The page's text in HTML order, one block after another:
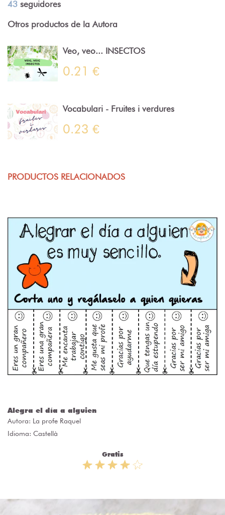
43 seguidores
Otros productos de la Autora
Veo, veo... INSECTOS
0.21 €
Vocabulari - Fruites i verdures
0.23 €
PRODUCTOS RELACIONADOS
Alegra el día a alguien
Autora: La profe Raquel
Idioma: Castellà
Gratis